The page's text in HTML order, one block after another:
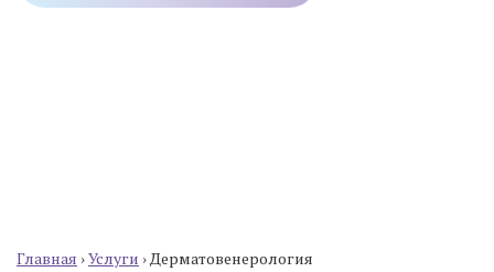
Главная ›Услуги ›Дерматовенерология